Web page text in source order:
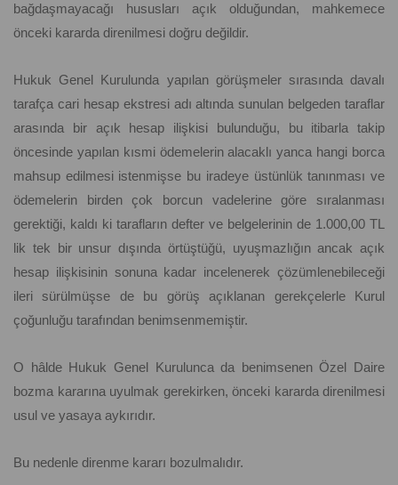
bağdaşmayacağı hususları açık olduğundan, mahkemece
önceki kararda direnilmesi doğru değildir.
Hukuk Genel Kurulunda yapılan görüşmeler sırasında davalı
tarafça cari hesap ekstresi adı altında sunulan belgeden taraflar
arasında bir açık hesap ilişkisi bulunduğu, bu itibarla takip
öncesinde yapılan kısmi ödemelerin alacaklı yanca hangi borca
mahsup edilmesi istenmişse bu iradeye üstünlük tanınması ve
ödemelerin birden çok borcun vadelerine göre sıralanması
gerektiği, kaldı ki tarafların defter ve belgelerinin de 1.000,00 TL
lik tek bir unsur dışında örtüştüğü, uyuşmazlığın ancak açık
hesap ilişkisinin sonuna kadar incelenerek çözümlenebileceği
ileri sürülmüşse de bu görüş açıklanan gerekçelerle Kurul
çoğunluğu tarafından benimsenmemiştir.
O hâlde Hukuk Genel Kurulunca da benimsenen Özel Daire
bozma kararına uyulmak gerekirken, önceki kararda direnilmesi
usul ve yasaya aykırıdır.
Bu nedenle direnme kararı bozulmalıdır.